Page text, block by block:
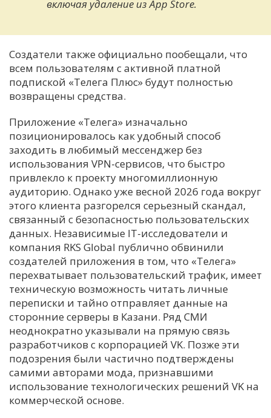
включая удаление из App Store.
Создатели также официально пообещали, что
всем пользователям с активной платной
подпиской «Телега Плюс» будут полностью
возвращены средства.
Приложение «Телега» изначально
позиционировалось как удобный способ
заходить в любимый мессенджер без
использования VPN-сервисов, что быстро
привлекло к проекту многомиллионную
аудиторию. Однако уже весной 2026 года вокруг
этого клиента разгорелся серьезный скандал,
связанный с безопасностью пользовательских
данных. Независимые IT-исследователи и
компания RKS Global публично обвинили
создателей приложения в том, что «Телега»
перехватывает пользовательский трафик, имеет
техническую возможность читать личные
переписки и тайно отправляет данные на
сторонние серверы в Казани. Ряд СМИ
неоднократно указывали на прямую связь
разработчиков с корпорацией VK. Позже эти
подозрения были частично подтверждены
самими авторами мода, признавшими
использование технологических решений VK на
коммерческой основе.